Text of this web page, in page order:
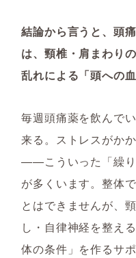
結論から言うと、頭
は、頸椎・肩まわり
乱れによる「頭への
毎週頭痛薬を飲んで
来る。ストレスがか
——こういった「繰り
が多くいます。整体
とはできませんが、
し・自律神経を整え
体の条件」を作るサ